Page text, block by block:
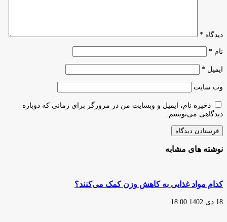
دیدگاه *
نام *
ایمیل *
وب‌ سایت
ذخیره نام، ایمیل و وبسایت من در مرورگر برای زمانی که دوباره
دیدگاهی می‌نویسم.
نوشته های مشابه
کدام مواد غذایی به کاهش وزن کمک می‌کنند؟
18 دی 1402 18:00